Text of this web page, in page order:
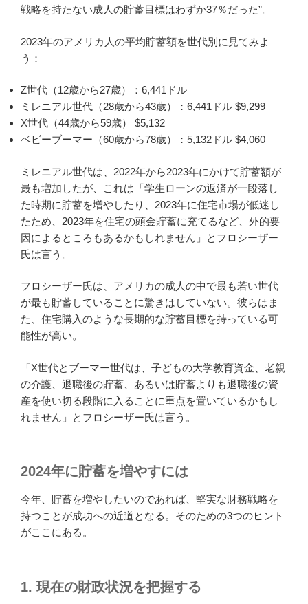
戦略を持たない成人の貯蓄目標はわずか37％だった”。
2023年のアメリカ人の平均貯蓄額を世代別に見てみよ
う：
Z世代（12歳から27歳）：6,441ドル
ミレニアル世代（28歳から43歳）：6,441ドル $9,299
X世代（44歳から59歳） $5,132
ベビーブーマー（60歳から78歳）：5,132ドル $4,060
ミレニアル世代は、2022年から2023年にかけて貯蓄額が
最も増加したが、これは「学生ローンの返済が一段落し
た時期に貯蓄を増やしたり、2023年に住宅市場が低迷し
たため、2023年を住宅の頭金貯蓄に充てるなど、外的要
因によるところもあるかもしれません」とフロシーザー
氏は言う。
フロシーザー氏は、アメリカの成人の中で最も若い世代
が最も貯蓄していることに驚きはしていない。彼らはま
た、住宅購入のような長期的な貯蓄目標を持っている可
能性が高い。
「X世代とブーマー世代は、子どもの大学教育資金、老親
の介護、退職後の貯蓄、あるいは貯蓄よりも退職後の資
産を使い切る段階に入ることに重点を置いているかもし
れません」とフロシーザー氏は言う。
2024年に貯蓄を増やすには
今年、貯蓄を増やしたいのであれば、堅実な財務戦略を
持つことが成功への近道となる。そのための3つのヒント
がここにある。
1. 現在の財政状況を把握する